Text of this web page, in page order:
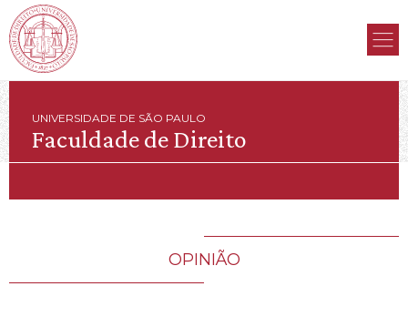
UNIVERSIDADE DE SÃO PAULO
Faculdade de Direito
OPINIÃO